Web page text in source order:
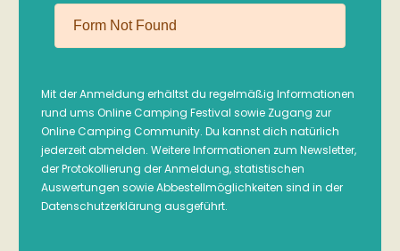
Mit der Anmeldung erhältst du regelmäßig Informationen
rund ums Online Camping Festival sowie Zugang zur
Online Camping Community. Du kannst dich natürlich
jederzeit abmelden. Weitere Informationen zum Newsletter,
der Protokollierung der Anmeldung, statistischen
Auswertungen sowie Abbestellmöglichkeiten sind in der
Datenschutzerklärung ausgeführt.